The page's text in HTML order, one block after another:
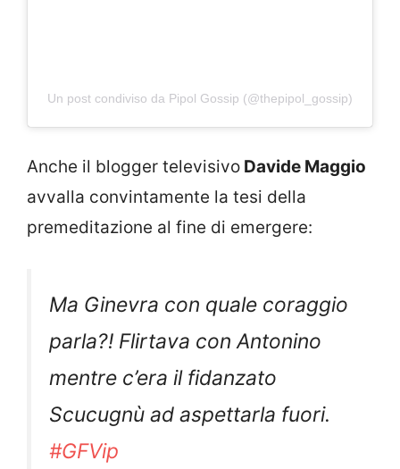
Un post condiviso da Pipol Gossip (@thepipol_gossip)
Anche il blogger televisivo Davide Maggio
avvalla convintamente la tesi della
premeditazione al fine di emergere:
Ma Ginevra con quale coraggio
parla?! Flirtava con Antonino
mentre c’era il fidanzato
Scucugnù ad aspettarla fuori.
#GFVip